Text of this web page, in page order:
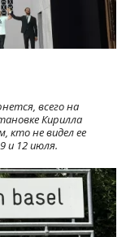
всего на
Кирилла
кто не видел ее
и 12 июля.